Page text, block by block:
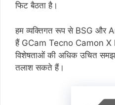
फिट बैठता है।
हम व्यक्तिगत रूप से BSG और
हैं GCam Tecno Camon X
विशेषताओं की अधिक उचित
तलाश सकते हैं।